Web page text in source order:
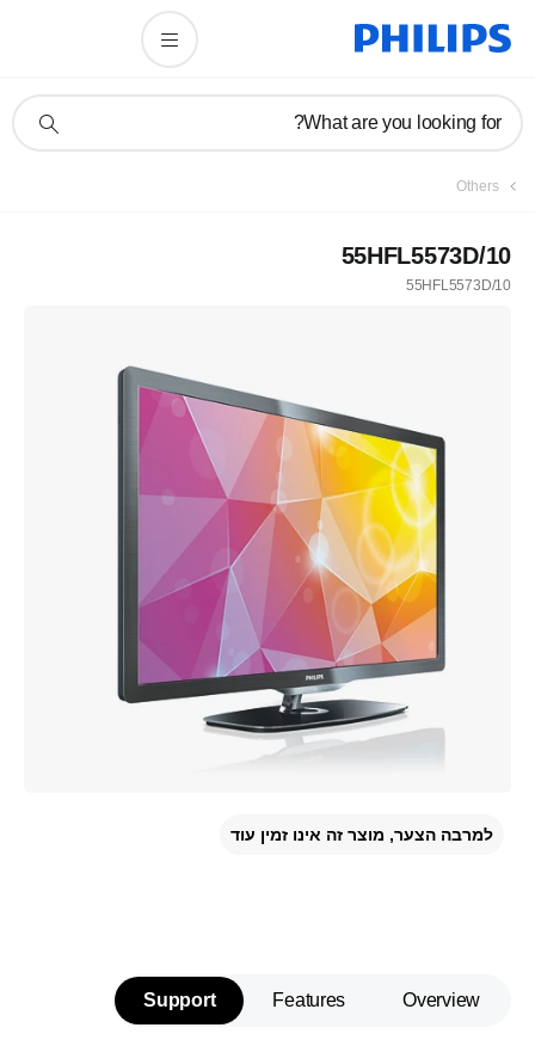
בסמל
What are you looking for?
Others
55HFL5573D/10
55HFL5573D/10
למרבה הצער, מוצר זה אינו זמין עוד
Overview
Features
Support